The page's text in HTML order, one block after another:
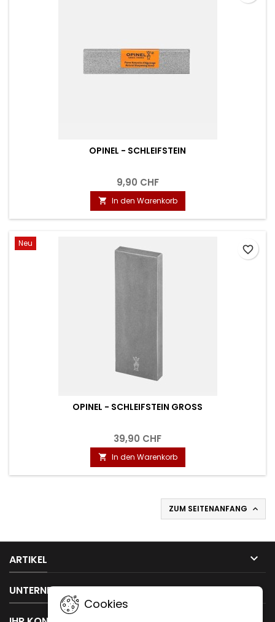
OPINEL - SCHLEIFSTEIN
9,90 CHF
 In den Warenkorb
Neu
OPINEL - SCHLEIFSTEIN GROSS
39,90 CHF
 In den Warenkorb
favorite_border
ZUM SEITENANFANG 
ARTIKEL 
UNTERNEHMEN 
Cookies